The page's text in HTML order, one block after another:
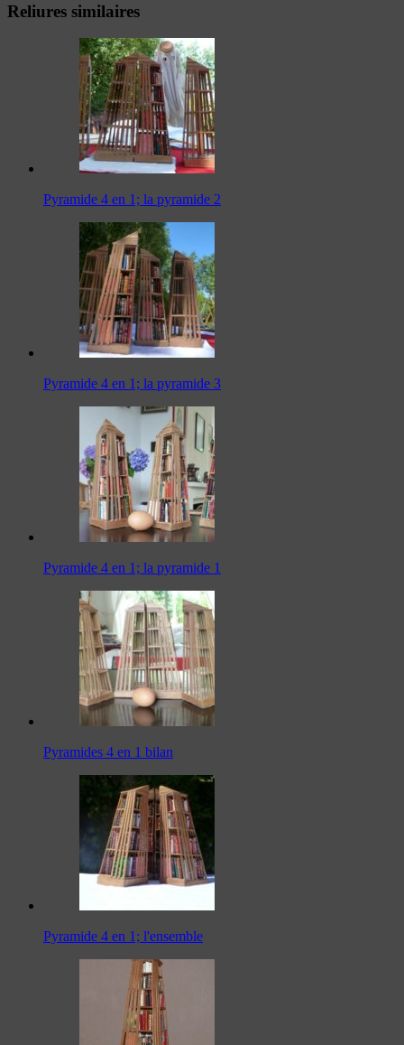
Reliures similaires
Pyramide 4 en 1; la pyramide 2
Pyramide 4 en 1; la pyramide 3
Pyramide 4 en 1; la pyramide 1
Pyramides 4 en 1 bilan
Pyramide 4 en 1; l'ensemble